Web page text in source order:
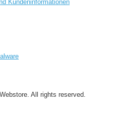
Kundeninformationen
All rights reserved.